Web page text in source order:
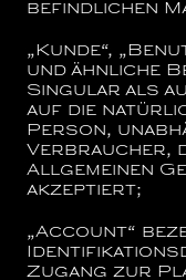
befindlichen
„Kunde“,
und ähnliche
Singular als
auf die
Person,
Verbraucher,
Allgemeinen
akzeptiert;
„Account“
Zugang zur